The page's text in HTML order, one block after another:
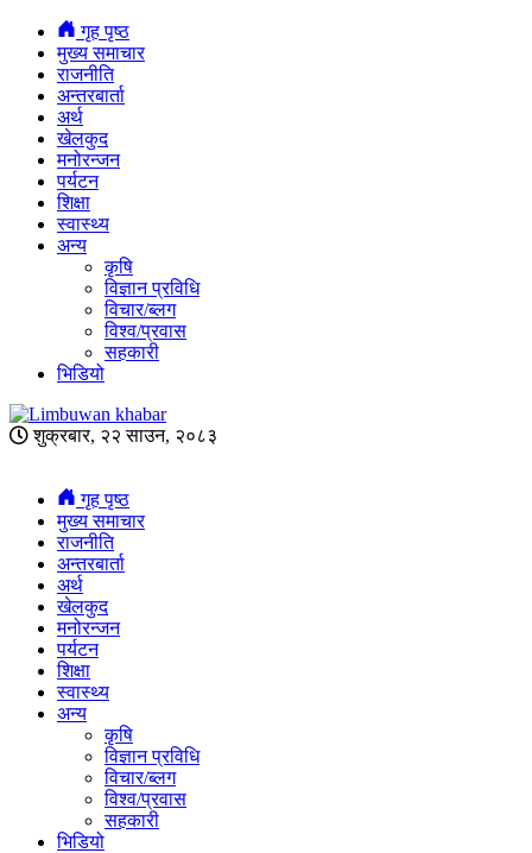
गृह पृष्ठ
मुख्य समाचार
राजनीति
अन्तरबार्ता
अर्थ
खेलकुद
मनोरन्जन
पर्यटन
शिक्षा
स्वास्थ्य
अन्य
कृषि
विज्ञान प्रविधि
विचार/ब्लग
विश्व/प्रवास
सहकारी
भिडियो
शुक्रबार, २२ साउन, २०८३
गृह पृष्ठ
मुख्य समाचार
राजनीति
अन्तरबार्ता
अर्थ
खेलकुद
मनोरन्जन
पर्यटन
शिक्षा
स्वास्थ्य
अन्य
कृषि
विज्ञान प्रविधि
विचार/ब्लग
विश्व/प्रवास
सहकारी
भिडियो